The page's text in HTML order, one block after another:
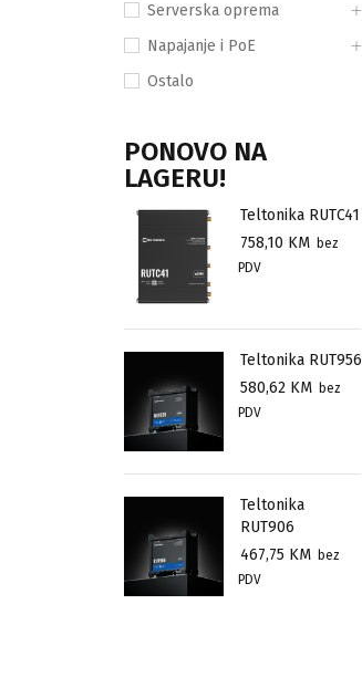
Serverska oprema
Napajanje i PoE
Ostalo
PONOVO NA
LAGERU!
Teltonika RUTC41
758,10 KM bez
PDV
Teltonika RUT956
580,62 KM bez
PDV
Teltonika
RUT906
467,75 KM bez
PDV